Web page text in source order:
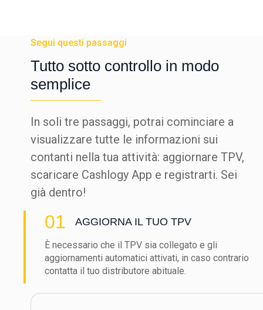
Segui questi passaggi
Tutto sotto controllo in modo
semplice
In soli tre passaggi, potrai cominciare a
visualizzare tutte le informazioni sui
contanti nella tua attività: aggiornare TPV,
scaricare Cashlogy App e registrarti. Sei
già dentro!
01 AGGIORNA IL TUO TPV
È necessario che il TPV sia collegato e gli
aggiornamenti automatici attivati, in caso contrario
contatta il tuo distributore abituale.